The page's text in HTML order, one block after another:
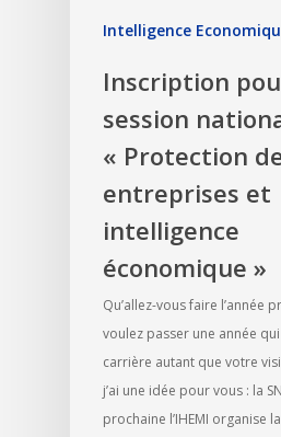
Intelligence
Inscription
session
« Protection
entreprises et
intelligence
économique »
Qu’allez-vous faire l’année
voulez passer une année
carrière autant que votre
j’ai une idée pour vous : la SN
prochaine l’IHEMI organise